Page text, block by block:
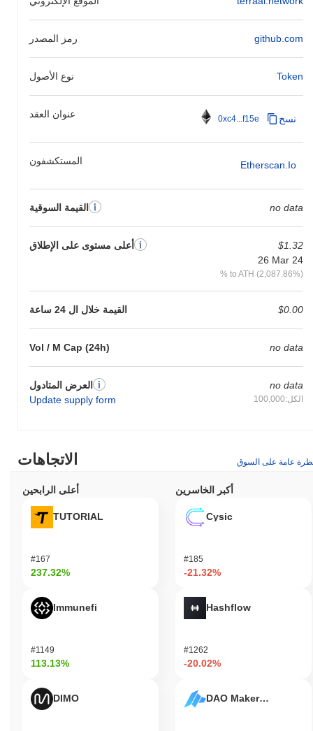
رمز المصدر github.com
نوع الأصول Token
عنوان العقد 0xc4...f15e نسخ
المستكشفون Etherscan.io
القيمة السوقية no data
أعلى مستوى على الإطلاق
$1.32
26 Mar 24
% to ATH (2,087.86%)
القيمة خلال ال 24 ساعة $0.00
Vol / M Cap (24h) no data
العرض المتادول
Update supply form
no data
الكل:100,000
الاتجاهات عامة على السوق
أعلى الرابحين
TUTORIAL
#167
237.32%
Immunefi
#1149
113.13%
DIMO
أكبر الخاسرين
Cysic
#185
-21.32%
Hashflow
#1262
-20.02%
DAO Maker Token